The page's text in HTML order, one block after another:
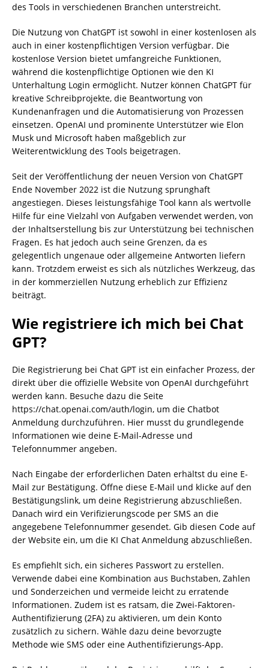
des Tools in verschiedenen Branchen unterstreicht.
Die Nutzung von ChatGPT ist sowohl in einer kostenlosen als
auch in einer kostenpflichtigen Version verfügbar. Die
kostenlose Version bietet umfangreiche Funktionen,
während die kostenpflichtige Optionen wie den KI
Unterhaltung Login ermöglicht. Nutzer können ChatGPT für
kreative Schreibprojekte, die Beantwortung von
Kundenanfragen und die Automatisierung von Prozessen
einsetzen. OpenAI und prominente Unterstützer wie Elon
Musk und Microsoft haben maßgeblich zur
Weiterentwicklung des Tools beigetragen.
Seit der Veröffentlichung der neuen Version von ChatGPT
Ende November 2022 ist die Nutzung sprunghaft
angestiegen. Dieses leistungsfähige Tool kann als wertvolle
Hilfe für eine Vielzahl von Aufgaben verwendet werden, von
der Inhaltserstellung bis zur Unterstützung bei technischen
Fragen. Es hat jedoch auch seine Grenzen, da es
gelegentlich ungenaue oder allgemeine Antworten liefern
kann. Trotzdem erweist es sich als nützliches Werkzeug, das
in der kommerziellen Nutzung erheblich zur Effizienz
beiträgt.
Wie registriere ich mich bei Chat
GPT?
Die Registrierung bei Chat GPT ist ein einfacher Prozess, der
direkt über die offizielle Website von OpenAI durchgeführt
werden kann. Besuche dazu die Seite
https://chat.openai.com/auth/login, um die Chatbot
Anmeldung durchzuführen. Hier musst du grundlegende
Informationen wie deine E-Mail-Adresse und
Telefonnummer angeben.
Nach Eingabe der erforderlichen Daten erhältst du eine E-
Mail zur Bestätigung. Öffne diese E-Mail und klicke auf den
Bestätigungslink, um deine Registrierung abzuschließen.
Danach wird ein Verifizierungscode per SMS an die
angegebene Telefonnummer gesendet. Gib diesen Code auf
der Website ein, um die KI Chat Anmeldung abzuschließen.
Es empfiehlt sich, ein sicheres Passwort zu erstellen.
Verwende dabei eine Kombination aus Buchstaben, Zahlen
und Sonderzeichen und vermeide leicht zu erratende
Informationen. Zudem ist es ratsam, die Zwei-Faktoren-
Authentifizierung (2FA) zu aktivieren, um dein Konto
zusätzlich zu sichern. Wähle dazu deine bevorzugte
Methode wie SMS oder eine Authentifizierungs-App.